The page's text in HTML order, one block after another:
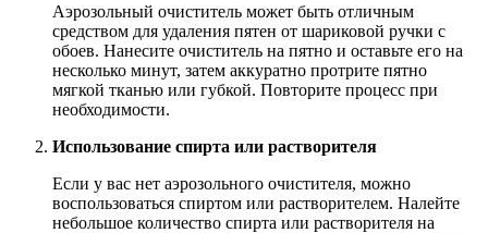
Аэрозольный очиститель может быть отличным
средством для удаления пятен от шариковой ручки с
обоев. Нанесите очиститель на пятно и оставьте его на
несколько минут, затем аккуратно протрите пятно
мягкой тканью или губкой. Повторите процесс при
необходимости.
Использование спирта или растворителя
Если у вас нет аэрозольного очистителя, можно
воспользоваться спиртом или растворителем. Налейте
небольшое количество спирта или растворителя на